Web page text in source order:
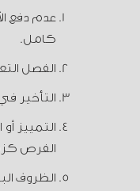
عدم دفع
كامل.
الفصل
التأخير
التمييز
الفرص
الظروف